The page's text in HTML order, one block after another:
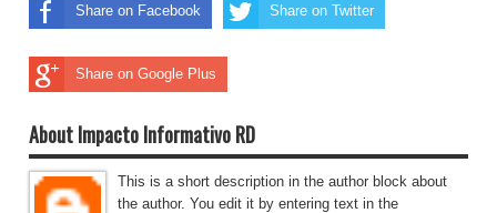
Share on Facebook Share on Twitter
Share on Google Plus
About Impacto Informativo RD
This is a short description in the author block about
the author. You edit it by entering text in the